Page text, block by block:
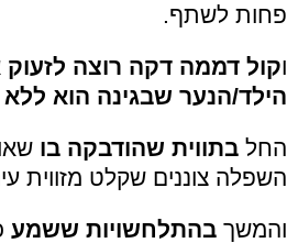
פחות לשתף.
וקול דממה דקה רוצה
הילד/הנער שבגינה הוא
החל בתווית שהודבקה בו
השפלה צוננים שקלט מזווית
והמשך בהתלחשויות ששמע